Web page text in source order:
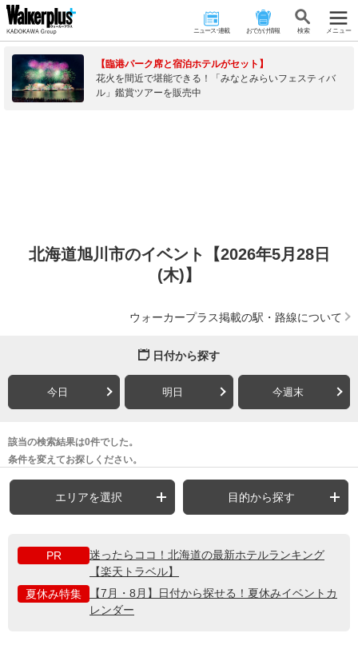
ニュース･連載 おでかけ情報 検 索 メニュー
【臨港パーク席と宿泊ホテルがセット】
花火を間近で堪能できる！「みなとみらいフェスティバ
ル」鑑賞ツアーを販売中
北海道旭川市のイベント【2026年5月28日
(木)】
ウォーカープラス掲載の駅・路線について
日付から探す
今日 明日 今週末
該当の検索結果は0件でした。
条件を変えてお探しください。
エリアを選択 目的から探す
PR
迷ったらココ！北海道の最新ホテルランキング
【楽天トラベル】
夏休み特集
【7月・8月】日付から探せる！夏休みイベントカ
レンダー